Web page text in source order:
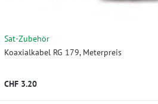
Sat-Zubehör
Koaxialkabel RG 179, Meterpreis
CHF 3.20